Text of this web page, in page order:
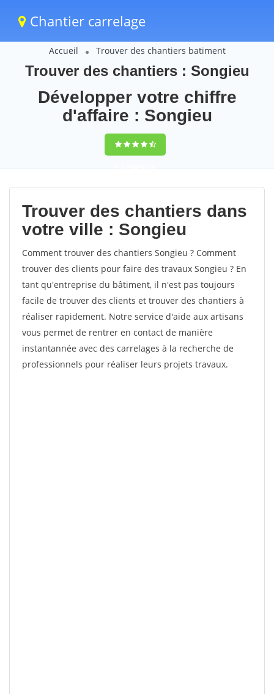
Chantier carrelage
Accueil Trouver des chantiers batiment
Trouver des chantiers : Songieu
Développer votre chiffre
d'affaire : Songieu
9,5(100%)59
votes
Trouver des chantiers dans
votre ville : Songieu
Comment trouver des chantiers Songieu ? Comment
trouver des clients pour faire des travaux Songieu ? En
tant qu'entreprise du bâtiment, il n'est pas toujours
facile de trouver des clients et trouver des chantiers à
réaliser rapidement. Notre service d'aide aux artisans
vous permet de rentrer en contact de manière
instantannée avec des carrelages à la recherche de
professionnels pour réaliser leurs projets travaux.